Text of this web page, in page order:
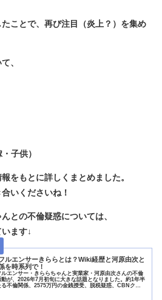
ことで、再び注目（炎上？）を集め
、
子供）
をもとに詳しくまとめました。
いくださいね！
との不倫疑惑については、
ます↓
ルエンサーきららとは？Wiki経歴と河原由次と
を時系列で！
ルエンサー・きららちゃんと実業家・河原由次さんの不倫
動が、2026年7月初旬に大きな話題となりました。約1年半
る不倫関係、2575万円の金銭授受、脱税疑惑、CBNクッ